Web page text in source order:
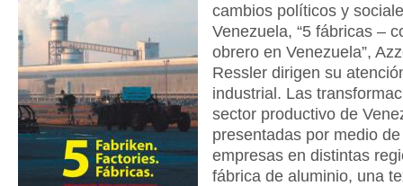
cambios políticos y
Venezuela, “5 fábricas –
obrero en Venezuela”,
Ressler dirigen su
industrial. Las
sector productivo de
presentadas por medio
empresas en distintas
fábrica de aluminio, una